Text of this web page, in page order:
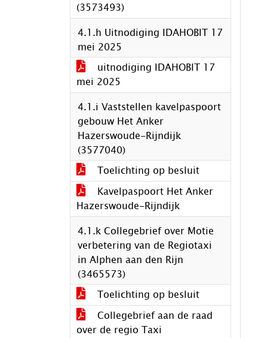
(3573493)
4.1.h Uitnodiging IDAHOBIT 17
mei 2025
uitnodiging IDAHOBIT 17
mei 2025
4.1.i Vaststellen kavelpaspoort
gebouw Het Anker
Hazerswoude-Rijndijk
(3577040)
Toelichting op besluit
Kavelpaspoort Het Anker
Hazerswoude-Rijndijk
4.1.k Collegebrief over Motie
verbetering van de Regiotaxi
in Alphen aan den Rijn
(3465573)
Toelichting op besluit
Collegebrief aan de raad
over de regio Taxi